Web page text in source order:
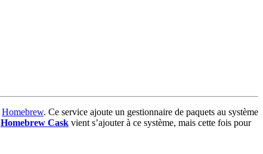
Homebrew. Ce service ajoute un gestionnaire de paquets au système
Homebrew Cask vient s’ajouter à ce système, mais cette fois pour